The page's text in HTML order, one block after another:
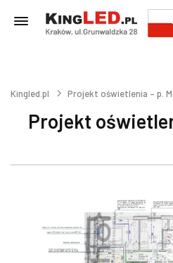
Kingled.pl Projekt oświetlenia – p.
Projekt